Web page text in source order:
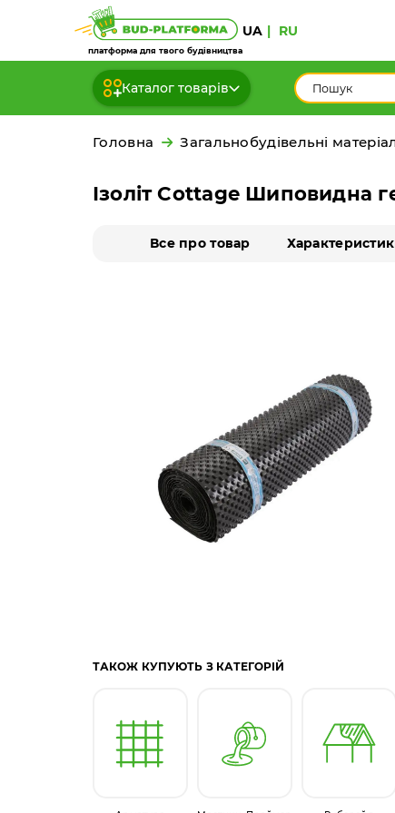
платформа для твого будівництва
UA RU
Каталог товарів
Головна Загальнобудівельні
Ізоліт Cottage Шиповидна
Все про товар
ТАКОЖ КУПУЮТЬ З КАТЕГОРІЙ